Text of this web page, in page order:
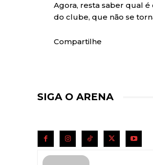
Agora, resta saber qual é
do clube, que não se
Compartilhe
SIGA O ARENA